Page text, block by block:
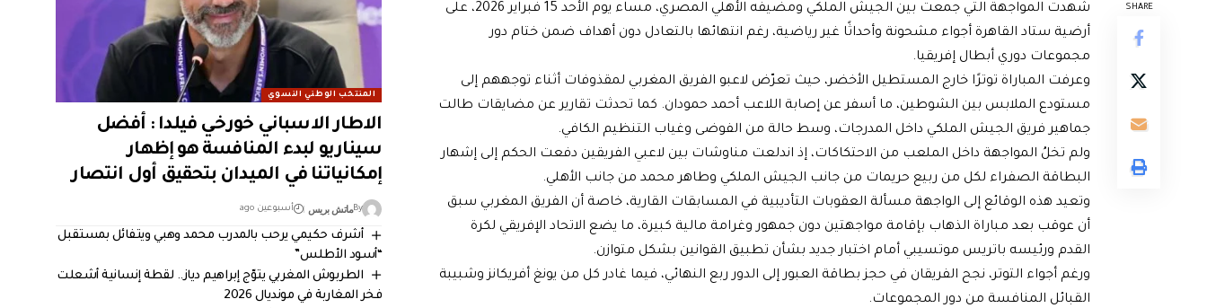
SHARE
شهدت المواجهة التي جمعت بين الجيش الملكي ومضيفه الأهلي المصري، مساء يوم الأحد 15 فبراير 2026، على
أرضية ستاد القاهرة أجواء مشحونة وأحداثًا غير رياضية، رغم انتهائها بالتعادل دون أهداف ضمن ختام دور
مجموعات دوري أبطال إفريقيا.
وعرفت المباراة توترًا خارج المستطيل الأخضر، حيث تعرّض لاعبو الفريق المغربي لمقذوفات أثناء توجههم إلى
مستودع الملابس بين الشوطين، ما أسفر عن إصابة اللاعب أحمد حمودان. كما تحدثت تقارير عن مضايقات طالت
جماهير فريق الجيش الملكي داخل المدرجات، وسط حالة من الفوضى وغياب التنظيم الكافي.
ولم تخلُ المواجهة داخل الملعب من الاحتكاكات، إذ اندلعت مناوشات بين لاعبي الفريقين دفعت الحكم إلى إشهار
البطاقة الصفراء لكل من ربيع حريمات من جانب الجيش الملكي وطاهر محمد من جانب الأهلي.
وتعيد هذه الوقائع إلى الواجهة مسألة العقوبات التأديبية في المسابقات القارية، خاصة أن الفريق المغربي سبق
أن عوقب بعد مباراة الذهاب بإقامة مواجهتين دون جمهور وغرامة مالية كبيرة، ما يضع الاتحاد الإفريقي لكرة
القدم ورئيسه باتريس موتسيبي أمام اختبار جديد بشأن تطبيق القوانين بشكل متوازن.
ورغم أجواء التوتر، نجح الفريقان في حجز بطاقة العبور إلى الدور ربع النهائي، فيما غادر كل من يونغ أفريكانز وشبيبة
القبائل المنافسة من دور المجموعات.
المنتخب الوطني النسوي
الاطار الاسباني خورخي فيلدا : أفضل
سيناريو لبدء المنافسة هو إظهار
إمكانياتنا في الميدان بتحقيق أول انتصار
Byماتش بريس أسبوعين ago
أشرف حكيمي يرحب بالمدرب محمد وهبي ويتفائل بمستقبل
“أسود الأطلس”
الطربوش المغربي يتوّج إبراهيم دياز.. لقطة إنسانية أشعلت
فخر المغاربة في مونديال 2026